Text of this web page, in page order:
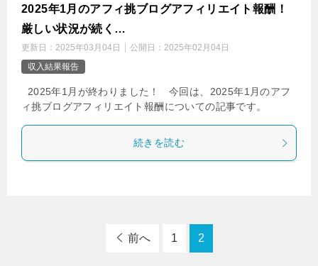
2025年1月のアフィ挑ブログアフィリエイト報酬！
厳しい状況が続く…
更新日： 2025年03月04日 公開日： 2025年02月04日
収入結果報告
2025年1月が終わりました！ 今回は、2025年1月のアフ
ィ挑ブログアフィリエイト報酬についての記事です。
続きを読む
前へ 1 2